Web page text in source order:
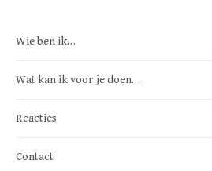
Wie ben ik…
Wat kan ik voor je doen…
Reacties
Contact